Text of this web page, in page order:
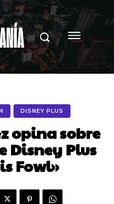
DISNEY PLUS
opina sobre
Disney Plus
Fowl»